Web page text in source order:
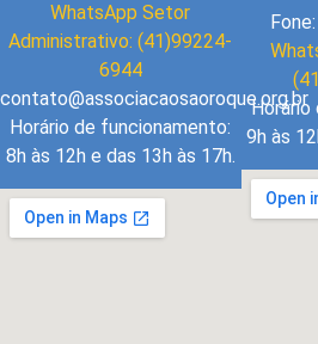
WhatsApp Setor
Administrativo: (41)99224-
6944
contato@associacaosaoroque.org.br
Horário de funcionamento:
8h às 12h e das 13h às 17h.
Horário
9h às